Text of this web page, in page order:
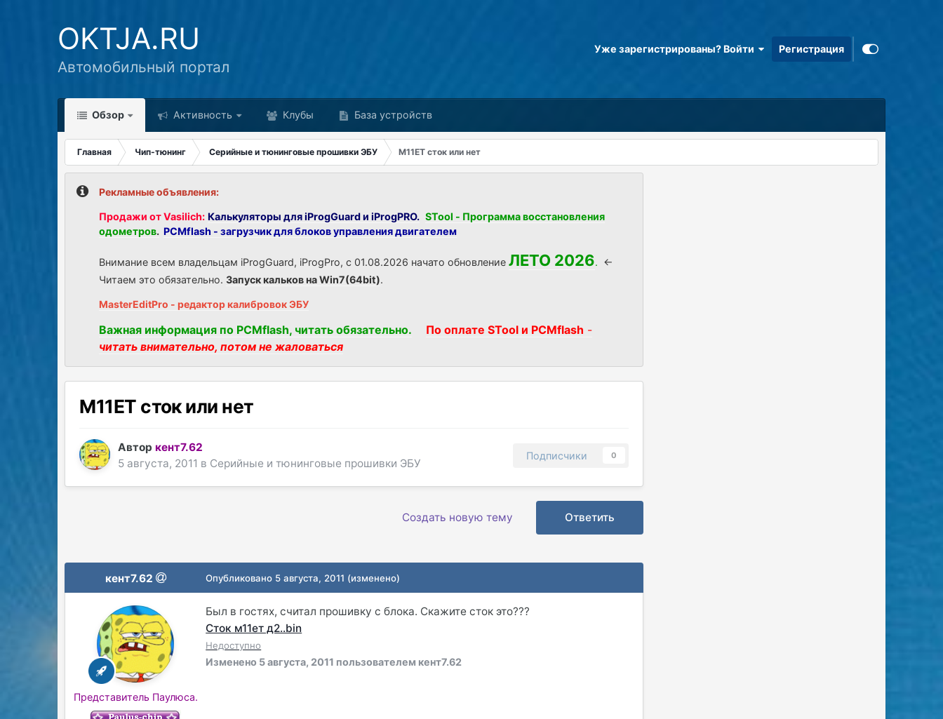
OKTJA.RU
Автомобильный портал
Уже зарегистрированы? Войти Регистрация
Обзор Активность Клубы База устройств
Главная Чип-тюнинг Серийные и тюнинговые прошивки ЭБУ M11ET сток или нет
Рекламные объявления:
Продажи от Vasilich: Калькуляторы для iProgGuard и iProgPRO. STool - Программа восстановления
одометров. PCMflash - загрузчик для блоков управления двигателем
Внимание всем владельцам iProgGuard, iProgPro, с 01.08.2026 начато обновлениеЛЕТО 2026. <-
Читаем это обязательно.Запуск кальков на Win7(64bit).
MasterEditPro - редактор калибровок ЭБУ
Важная информация по PCMflash, читать обязательно. По оплате STool и PCMflash -
читать внимательно, потом не жаловаться
M11ET сток или нет
Автор кент7.62
5 августа, 2011 в Серийные и тюнинговые прошивки ЭБУ
Подписчики 0
Ответить
Создать новую тему
кент7.62
Представитель Паулюса.
Опубликовано 5 августа, 2011 (изменено)
Был в гостях, считал прошивку с блока. Скажите сток это???
Сток м11ет д2..bin
Недоступно
Изменено 5 августа, 2011 пользователем кент7.62